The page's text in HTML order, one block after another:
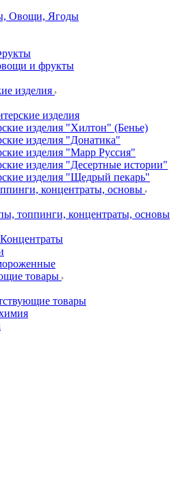
Овощи, Ягоды
и фрукты
изделия
изделия
изделия "Хилтон" (Бенье)
изделия "Донатика"
изделия "Марр Руссия"
изделия "Десертные истории"
изделия "Щедрый пекарь"
концентраты, основы
топпинги, концентраты, основы
товары
товары